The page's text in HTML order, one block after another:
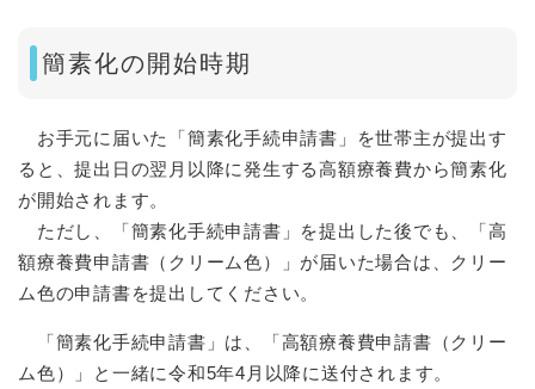
簡素化の開始時期
お手元に届いた「簡素化手続申請書」を世帯主が提出す
ると、提出日の翌月以降に発生する高額療養費から簡素化
が開始されます。
ただし、「簡素化手続申請書」を提出した後でも、「高
額療養費申請書（クリーム色）」が届いた場合は、クリー
ム色の申請書を提出してください。
「簡素化手続申請書」は、「高額療養費申請書（クリー
ム色）」と一緒に令和5年4月以降に送付されます。